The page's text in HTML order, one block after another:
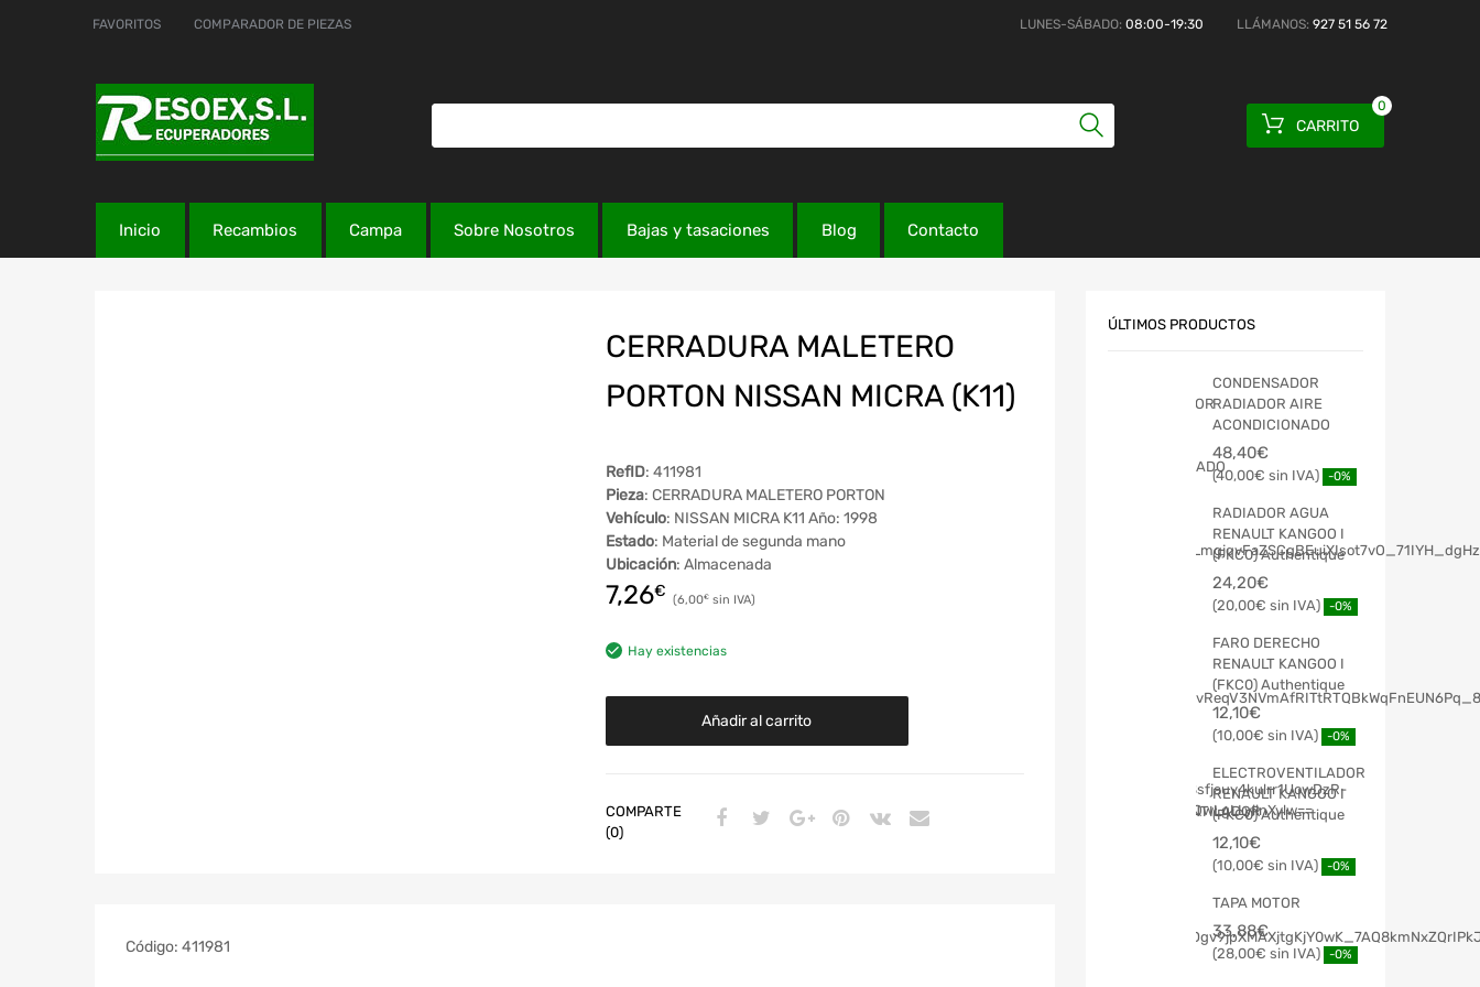
FAVORITOS COMPARADOR DE PIEZAS LUNES-SÁBADO: 08:00-19:30 LLÁMANOS: 927 51 56 72
CARRITO
0
Inicio Recambios Campa Sobre Nosotros Bajas y tasaciones Blog Contacto
CERRADURA MALETERO
PORTON NISSAN MICRA (K11)
RefID: 411981
Pieza: CERRADURA MALETERO PORTON
Vehículo: NISSAN MICRA K11 Año: 1998
Estado: Material de segunda mano
Ubicación: Almacenada
7,26€ 6,00€
Hay existencias
Añadir al carrito
COMPARTE
(0)
Código: 411981
ÚLTIMOS PRODUCTOS
CONDENSADOR
RADIADOR AIRE
ACONDICIONADO
48,40€
40,00€ -0%
RADIADOR AGUA
RENAULT KANGOO I
(FKC0) Authentique
24,20€
20,00€ -0%
FARO DERECHO
RENAULT KANGOO I
(FKC0) Authentique
12,10€
10,00€ -0%
ELECTROVENTILADOR
RENAULT KANGOO I
(FKC0) Authentique
12,10€
10,00€ -0%
TAPA MOTOR
33,88€
28,00€ -0%